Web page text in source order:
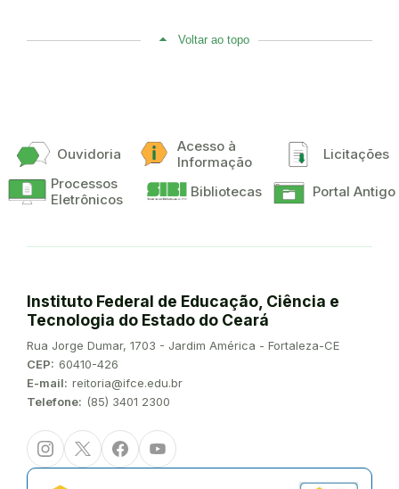
Voltar ao topo
Ouvidoria
Acesso à
Informação
Licitações
Processos
Eletrônicos
Bibliotecas Portal Antigo
Instituto Federal de Educação, Ciência e
Tecnologia do Estado do Ceará
Endereço:
Rua Jorge Dumar, 1703 - Jardim América - Fortaleza-CE
CEP: 60410-426
E-mail: reitoria@ifce.edu.br
Telefone: (85) 3401 2300
InstagramTwitter/XFacebookYoutube